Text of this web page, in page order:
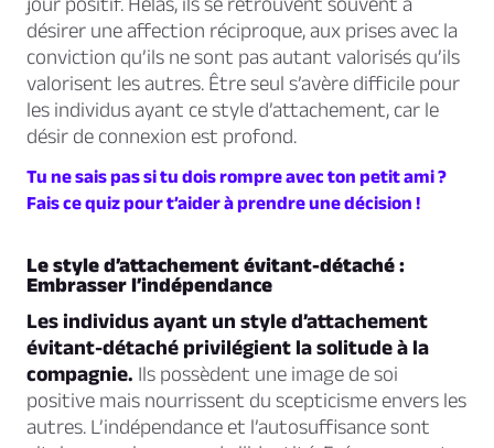
désirer une affection réciproque, aux prises avec la
conviction qu’ils ne sont pas autant valorisés qu’ils
valorisent les autres. Être seul s’avère difficile pour
les individus ayant ce style d’attachement, car le
désir de connexion est profond.
Tu ne sais pas si tu dois rompre avec ton petit ami ?
Fais ce quiz pour t’aider à prendre une décision !
Le style d’attachement évitant-détaché :
Embrasser l’indépendance
Les individus ayant un style d’attachement
évitant-détaché privilégient la solitude à la
compagnie. Ils possèdent une image de soi
positive mais nourrissent du scepticisme envers les
autres. L’indépendance et l’autosuffisance sont